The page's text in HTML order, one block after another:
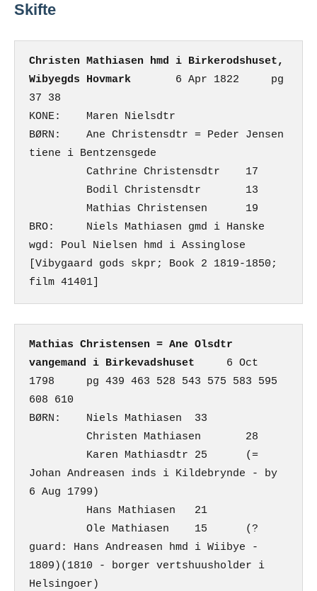
Skifte
Christen Mathiasen hmd i Birkerodshuset,
Wibyegds Hovmark
       6 Apr 1822     pg
37 38
KONE:    Maren Nielsdtr
BØRN:    Ane Christensdtr = Peder Jensen
tiene i Bentzensgede
BRO:     Niels Mathiasen gmd i Hanske
wgd: Poul Nielsen hmd i Assinglose
[Vibygaard gods skpr; Book 2 1819-1850;
film 41401]
Mathias Christensen = Ane Olsdtr
vangemand i Birkevadshuset
     6 Oct
1798     pg 439 463 528 543 575 583 595
608 610
BØRN:    Niels Mathiasen  33
Johan Andreasen inds i Kildebrynde - by
6 Aug 1799)
guard: Hans Andreasen hmd i Wiibye -
1809)(1810 - borger vertshuusholder i
Helsingoer)